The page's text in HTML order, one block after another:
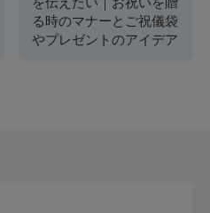
る時のマナーとご祝儀袋
やプレゼントのアイデア